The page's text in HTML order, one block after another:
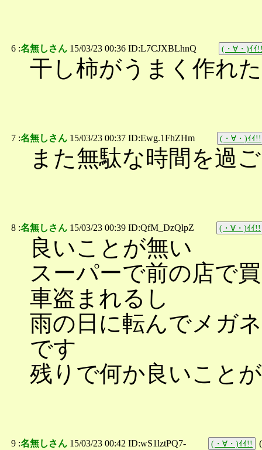
6 :名無しさん 15/03/23 00:36 ID:L7CJXBLhnQ (・∀・)ｲｲ
干し柿がうまく作れた
7 :名無しさん 15/03/23 00:37 ID:Ewg.1FhZHm (・∀・)ｲｲ!!
また無駄な時間を過
8 :名無しさん 15/03/23 00:39 ID:QfM_DzQlpZ (・∀・)ｲｲ!!
良いことが無い
スーパーで前の店で
車盗まれるし
雨の日に転んでメガ
です
残りで何か良いこと
9 :名無しさん 15/03/23 00:42 ID:wS1lztPQ7- (・∀・)ｲｲ!! (